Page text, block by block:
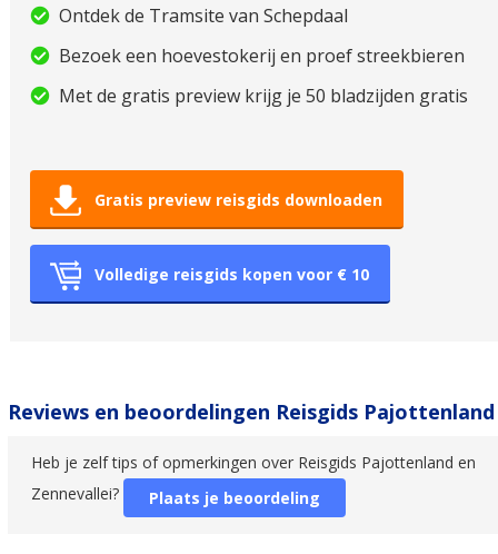
Ontdek de Tramsite van Schepdaal
Bezoek een hoevestokerij en proef streekbieren
Met de gratis preview krijg je 50 bladzijden gratis
Gratis preview reisgids downloaden
Volledige reisgids kopen voor € 10
Reviews en beoordelingen Reisgids Pajottenland
Heb je zelf tips of opmerkingen over Reisgids Pajottenland en
Zennevallei?
Plaats je beoordeling